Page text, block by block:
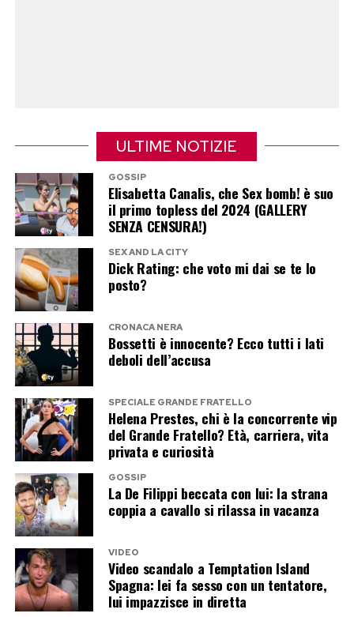
ULTIME NOTIZIE
GOSSIP
Elisabetta Canalis, che Sex bomb! è suo
il primo topless del 2024 (GALLERY
SENZA CENSURA!)
SEX AND LA CITY
Dick Rating: che voto mi dai se te lo
posto?
CRONACA NERA
Bossetti è innocente? Ecco tutti i lati
deboli dell’accusa
SPECIALE GRANDE FRATELLO
Helena Prestes, chi è la concorrente vip
del Grande Fratello? Età, carriera, vita
privata e curiosità
GOSSIP
La De Filippi beccata con lui: la strana
coppia a cavallo si rilassa in vacanza
VIDEO
Video scandalo a Temptation Island
Spagna: lei fa sesso con un tentatore,
lui impazzisce in diretta